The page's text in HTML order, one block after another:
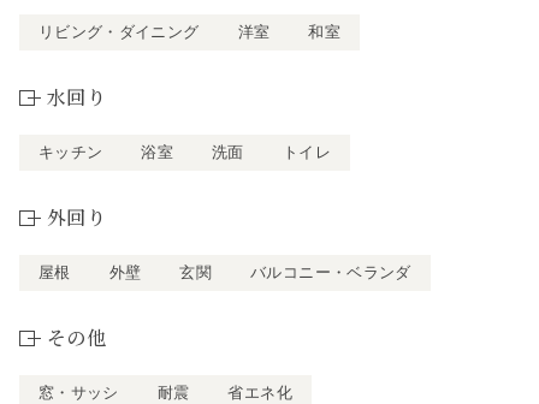
リビング・ダイニング 洋室 和室
水回り
キッチン 浴室 洗面 トイレ
外回り
屋根 外壁 玄関 バルコニー・ベランダ
その他
窓・サッシ 耐震 省エネ化